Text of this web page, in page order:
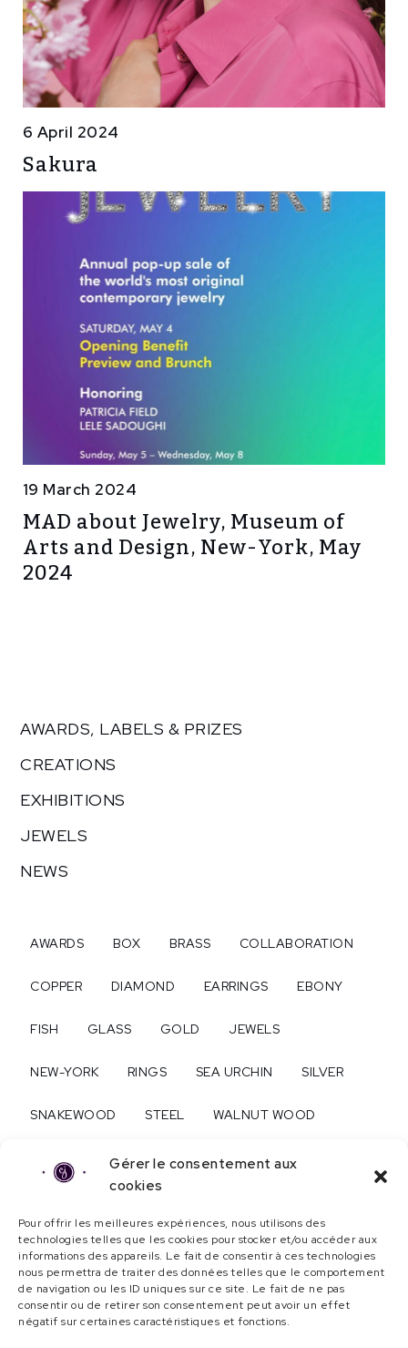
Gérer le consentement aux
cookies
Pour offrir les meilleures expériences, nous utilisons des
technologies telles que les cookies pour stocker et/ou accéder aux
informations des appareils. Le fait de consentir à ces technologies
nous permettra de traiter des données telles que le comportement
de navigation ou les ID uniques sur ce site. Le fait de ne pas
consentir ou de retirer son consentement peut avoir un effet
négatif sur certaines caractéristiques et fonctions.
6 April 2024
Sakura
19 March 2024
MAD about Jewelry, Museum of
Arts and Design, New-York, May
2024
AWARDS, LABELS & PRIZES
CREATIONS
EXHIBITIONS
JEWELS
NEWS
AWARDS BOX BRASS COLLABORATION
COPPER DIAMOND EARRINGS EBONY
FISH GLASS GOLD JEWELS
NEW-YORK RINGS SEA URCHIN SILVER
SNAKEWOOD STEEL WALNUT WOOD
WEDDING RINGS WOOD
About...
Contact
© Camille Jacquemin 2023 | Tous droits
réservés